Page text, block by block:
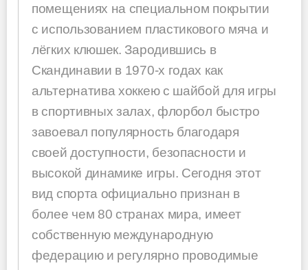
помещениях на специальном покрытии
с использованием пластикового мяча и
лёгких клюшек. Зародившись в
Скандинавии в 1970-х годах как
альтернатива хоккею с шайбой для игры
в спортивных залах, флорбол быстро
завоевал популярность благодаря
своей доступности, безопасности и
высокой динамике игры. Сегодня этот
вид спорта официально признан в
более чем 80 странах мира, имеет
собственную международную
федерацию и регулярно проводимые